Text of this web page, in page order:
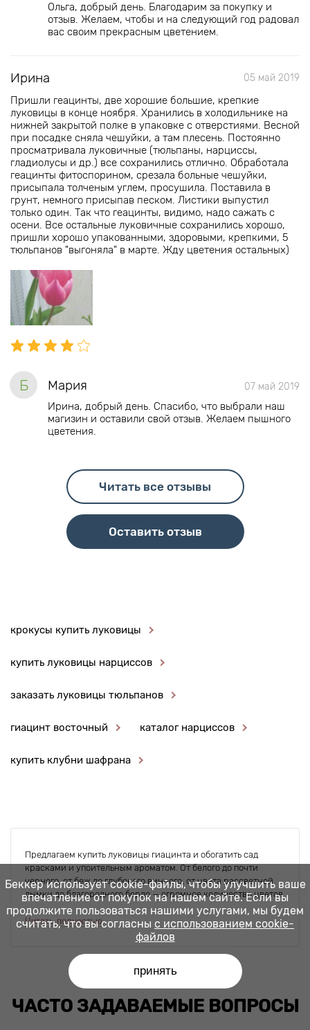
Ольга, добрый день. Благодарим за покупку и
отзыв. Желаем, чтобы и на следующий год радовал
вас своим прекрасным цветением.
Ирина 05 май 2019
Пришли геацинты, две хорошие большие, крепкие
луковицы в конце ноября. Хранились в холодильнике на
нижней закрытой полке в упаковке с отверстиями. Весной
при посадке сняла чешуйки, а там плесень. Постоянно
просматривала луковичные (тюльпаны, нарциссы,
гладиолусы и др.) все сохранились отлично. Обработала
геацинты фитоспорином, срезала больные чешуйки,
присыпала толченым углем, просушила. Поставила в
грунт, немного присыпав песком. Листики выпустил
только один. Так что геацинты, видимо, надо сажать с
осени. Все остальные луковичные сохранились хорошо,
пришли хорошо упакованными, здоровыми, крепкими, 5
тюльпанов "выгоняла" в марте. Жду цветения остальных)
Б Мария 07 май 2019
Ирина, добрый день. Спасибо, что выбрали наш
магизин и оставили свой отзыв. Желаем пышного
цветения.
Читать все отзывы
Оставить отзыв
крокусы купить луковицы
купить луковицы нарциссов
заказать луковицы тюльпанов
гиацинт восточный каталог нарциссов
купить клубни шафрана
Предлагаем купить луковицы гиацинта и обогатить сад
красками и упоительным ароматом. От белого до почти
черного, от беж до глубокого винного, от цвета рассветной
дымки до благородного бордо — огромное количество цветов
и оттенков, весенние свечи, зажигаемые природой, палитра
неведомого художника, приложившего кисти к созданию
мира. Купите луковицы гиацинтов - напишите свою картину
Как высаживать полученные почтой
Читать полностью
ЧACТO ЗAДAВAEMЫE ВOПPOCЫ
Беккер использует cookie-файлы, чтобы улучшить ваше
впечатление от покупок на нашем сайте. Если вы
продолжите пользоваться нашими услугами, мы будем
считать, что вы согласны с использованием cookie-
файлов
принять